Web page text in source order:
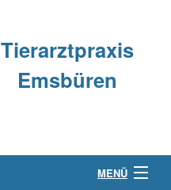
Tierarztpraxis
Emsbüren
MENÜ